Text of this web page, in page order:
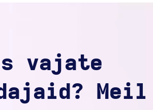
vajate
Meil